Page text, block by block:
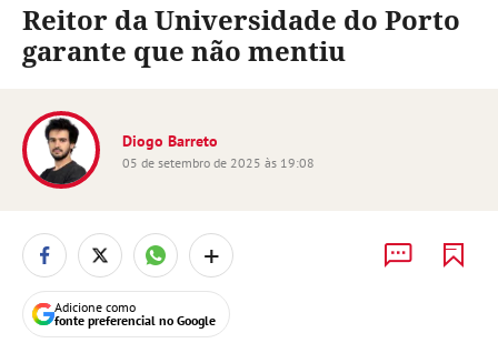
Reitor da Universidade do Porto
garante que não mentiu
Diogo Barreto
05 de setembro de 2025 às 19:08
+
Adicione como
fonte preferencial no Google